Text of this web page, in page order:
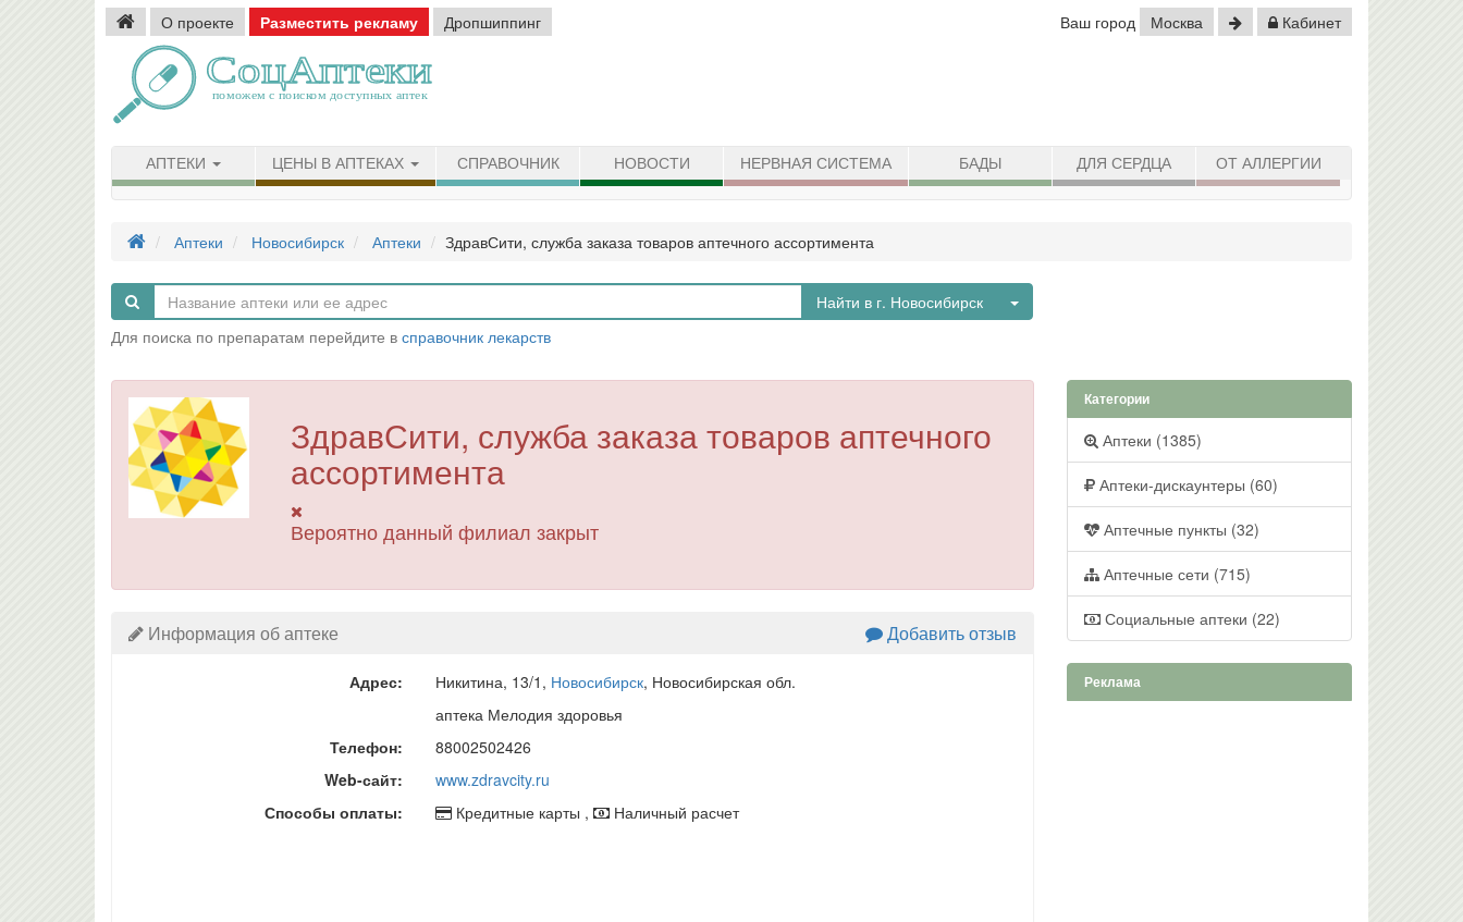
О проекте Разместить рекламу Дропшиппинг Ваш город Москва Кабинет
АПТЕКИ ЦЕНЫ В АПТЕКАХ СПРАВОЧНИК НОВОСТИ НЕРВНАЯ СИСТЕМА БАДЫ ДЛЯ СЕРДЦА ОТ АЛЛЕРГИИ
Аптеки Новосибирск Аптеки ЗдравСити, служба заказа товаров аптечного ассортимента
Найти в г. Новосибирск
Toggle Dropdown
Для поиска по препаратам перейдите в справочник лекарств
ЗдравСити, служба заказа товаров аптечного
ассортимента
Вероятно данный филиал закрыт
Информация об аптеке Добавить отзыв
Адрес: Никитина, 13/1 , Новосибирск, Новосибирская обл.
аптека Мелодия здоровья
Телефон:
88002502426
Web-сайт:
www.zdravcity.ru
Способы оплаты:
Кредитные карты , Наличный расчет
Категории
Аптеки (1385)
Аптеки-дискаунтеры (60)
Аптечные пункты (32)
Аптечные сети (715)
Социальные аптеки (22)
Реклама